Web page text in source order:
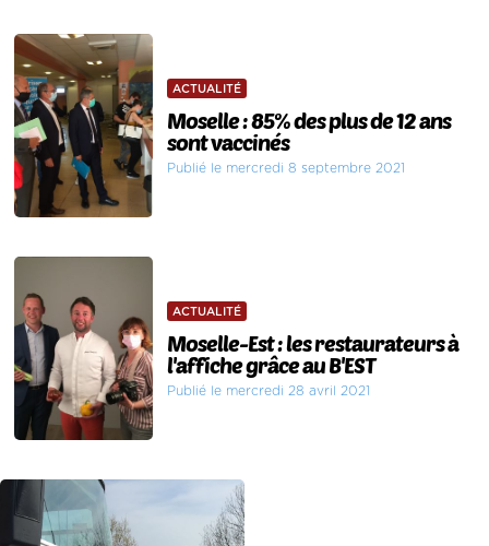
ACTUALITÉ
Moselle : 85% des plus de 12 ans
sont vaccinés
Publié le mercredi 8 septembre 2021
ACTUALITÉ
Moselle-Est : les restaurateurs à
l'affiche grâce au B'EST
Publié le mercredi 28 avril 2021